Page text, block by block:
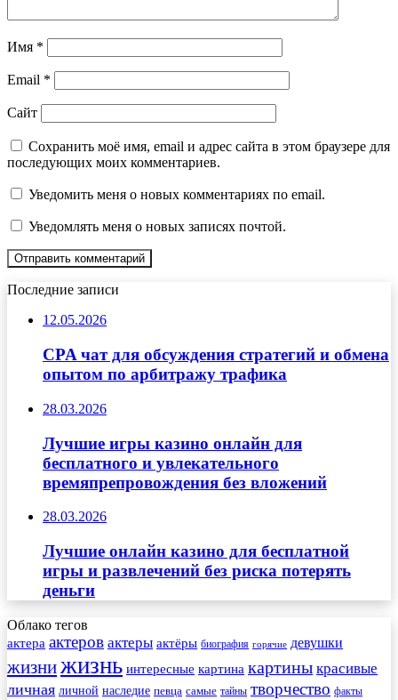
Имя *
Email *
Сайт
Сохранить моё имя, email и адрес сайта в этом браузере для
последующих моих комментариев.
Уведомить меня о новых комментариях по email.
Уведомлять меня о новых записях почтой.
Последние записи
12.05.2026
CPA чат для обсуждения стратегий и обмена
опытом по арбитражу трафика
28.03.2026
Лучшие игры казино онлайн для
бесплатного и увлекательного
времяпрепровождения без вложений
28.03.2026
Лучшие онлайн казино для бесплатной
игры и развлечений без риска потерять
деньги
Облако тегов
актера актеров актеры актёры биография горячие девушки
жизнижизнь интересные картина картины красивые
личная личной наследие певца самые тайны творчество факты